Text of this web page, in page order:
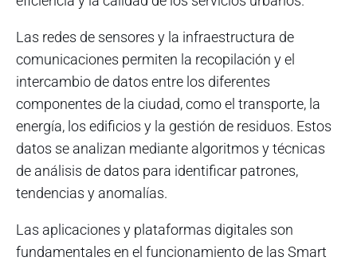
Las redes de sensores y la infraestructura de
comunicaciones permiten la recopilación y el
intercambio de datos entre los diferentes
componentes de la ciudad, como el transporte, la
energía, los edificios y la gestión de residuos. Estos
datos se analizan mediante algoritmos y técnicas
de análisis de datos para identificar patrones,
tendencias y anomalías.
Las aplicaciones y plataformas digitales son
fundamentales en el funcionamiento de las Smart